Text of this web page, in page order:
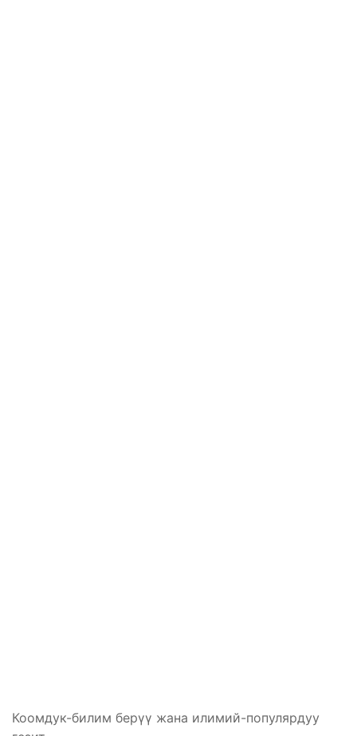
Коомдук-билим берүү жана илимий-популярдуу